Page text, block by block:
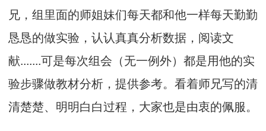
兄，组里面的师姐妹们每天都和他一样每天勤勤
恳恳的做实验，认认真真分析数据，阅读文
献.......可是每次组会（无一例外）都是用他的实
验步骤做教材分析，提供参考。看着师兄写的清
清楚楚、明明白白过程，大家也是由衷的佩服。